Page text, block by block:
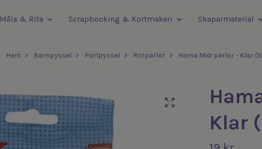
Måla & Rita Scrapbooking & Kortmakeri Skaparmaterial
Hem Barnpyssel Pärlpyssel Rörpärlor Hama Midi pärlor - Klar
Klar